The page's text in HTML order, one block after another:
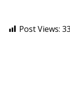
Post Views: